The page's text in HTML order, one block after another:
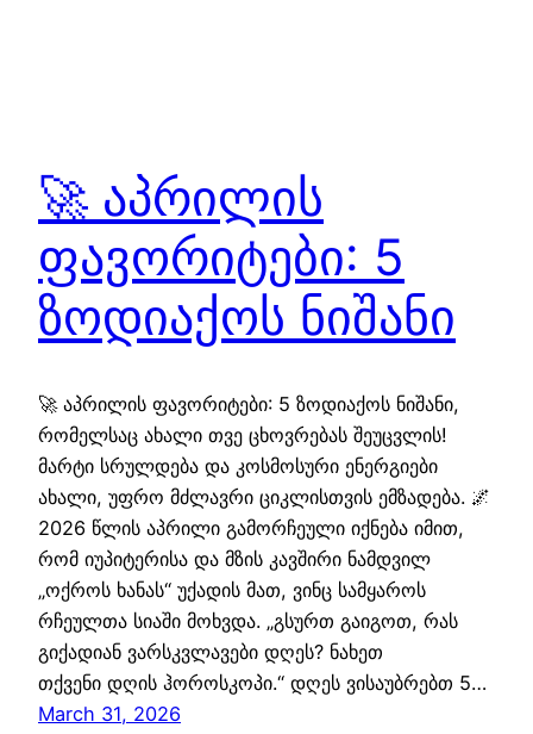
🚀 აპრილის
ფავორიტები: 5
ზოდიაქოს ნიშანი
🚀 აპრილის ფავორიტები: 5 ზოდიაქოს ნიშანი,
რომელსაც ახალი თვე ცხოვრებას შეუცვლის!
მარტი სრულდება და კოსმოსური ენერგიები
ახალი, უფრო მძლავრი ციკლისთვის ემზადება. 🌌
2026 წლის აპრილი გამორჩეული იქნება იმით,
რომ იუპიტერისა და მზის კავშირი ნამდვილ
„ოქროს ხანას“ უქადის მათ, ვინც სამყაროს
რჩეულთა სიაში მოხვდა. „გსურთ გაიგოთ, რას
გიქადიან ვარსკვლავები დღეს? ნახეთ
თქვენი დღის ჰოროსკოპი.“ დღეს ვისაუბრებთ 5…
March 31, 2026